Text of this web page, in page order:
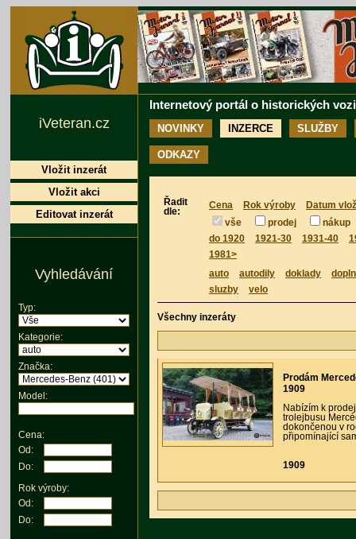
Internetový portál o historických
NOVINKY INZERCE SLUŽBY
ODKAZY
Řadit
dle:
Cena Rok výroby
Datum
vše
prodej
nákup
do 1920
1921-30 1931-40
1981>
auto
autodily doklady
sluzby
velo
Všechny inzeráty
Prodám
1909
Nabízím k
trolejbusu
dokončenou v
připomínající
1909
iVeteran.cz
Vložit inzerát
Vložit akci
Editovat inzerát
Vyhledávání
Typ:
Kategorie:
Značka:
Model:
Cena:
Od:
Do:
Rok výroby:
Od:
Do: